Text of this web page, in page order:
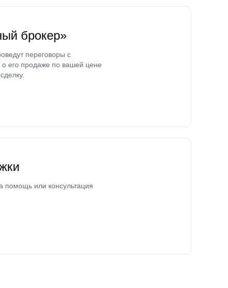
брокер»
переговоры с
его продаже по вашей цене
помощь или консультация